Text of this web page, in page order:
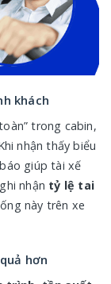
khách
trong cabin,
nhận thấy biểu
giúp tài xế
nhận tỷ lệ tai
này trên xe
hơn